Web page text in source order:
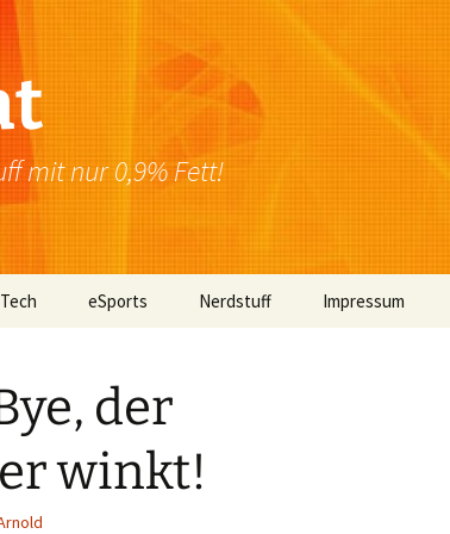
mit nur 0,9% Fett!
Mac OS
Linux
Browser
eSports Nerdstuff Impressum
der
winkt!